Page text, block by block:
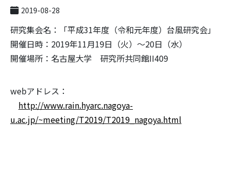
2019-08-28
研究集会名：「平成31年度（令和元年度）台風研究会」
開催日時：2019年11月19日（火）～20日（水）
開催場所：名古屋大学 研究所共同館II409
webアドレス：
http://www.rain.hyarc.nagoya-
u.ac.jp/~meeting/T2019/T2019_nagoya.html